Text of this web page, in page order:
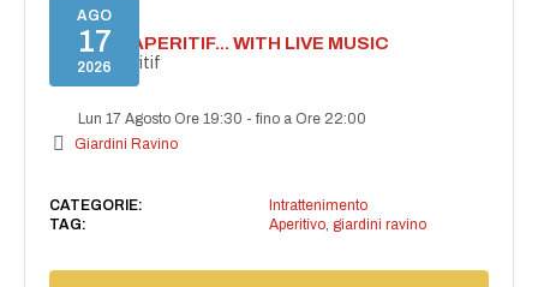
AGO
17
2026
SECRET APERITIF... WITH LIVE MUSIC
Secret aperitif
Lun 17 Agosto Ore 19:30 -fino a Ore 22:00
Giardini Ravino
CATEGORIE:
Intrattenimento
TAG:
Aperitivo, giardini ravino